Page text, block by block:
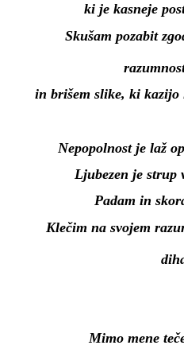
ki je kasneje
Skušam pozabit
in brišem slike, ki
Nepopolnost je laž
Ljubezen je strup
Padam in
Klečim na svojem
Mimo mene